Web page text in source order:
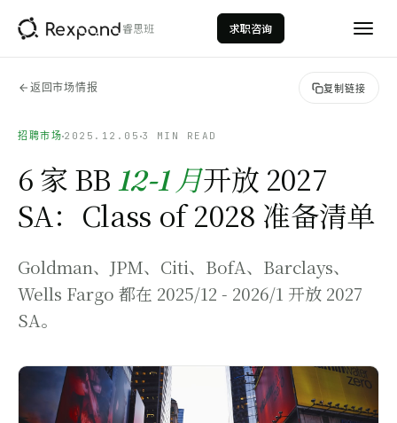
睿思班
数据科学
Data Science
投行建模
Financial Modeling
求职咨询
返回市场情报 复制链接
招聘市场 2025.12.05 3 MIN READ
6 家 BB 12-1 月开放 2027
SA：Class of 2028 准备清单
Goldman、JPM、Citi、BofA、Barclays、
Wells Fargo 都在 2025/12 - 2026/1 开放 2027
SA。